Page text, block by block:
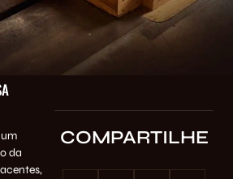
da
COMPARTILHE